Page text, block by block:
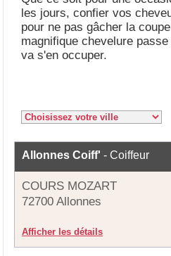
les jours, confier vos
pour ne pas gâcher la
magnifique chevelure
va s'en occuper.
Allonnes Coiff' - Coiffeur
COURS MOZART
72700 Allonnes
Afficher les détails